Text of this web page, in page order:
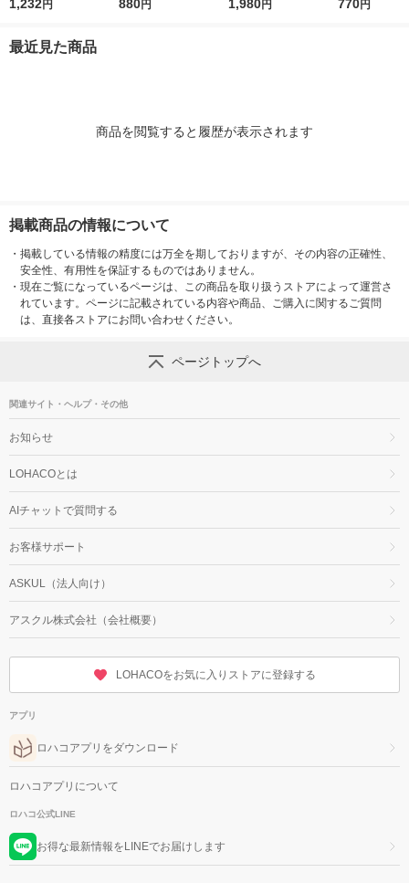
シャトイ ムーミン ピ
1,232円
ー LAKOLE/ラコレ
880円
みつばち 1個 ダッド
1,980円
ベビーボール
770円
最近見た商品
商品を閲覧すると履歴が表示されます
掲載商品の情報について
・ 掲載している情報の精度には万全を期しておりますが、その内容の正確性、
安全性、有用性を保証するものではありません。
・ 現在ご覧になっているページは、この商品を取り扱うストアによって運営さ
れています。ページに記載されている内容や商品、ご購入に関するご質問
は、直接各ストアにお問い合わせください。
ページトップへ
関連サイト・ヘルプ・その他
お知らせ
LOHACOとは
AIチャットで質問する
お客様サポート
ASKUL（法人向け）
アスクル株式会社（会社概要）
LOHACOをお気に入りストアに登録する
アプリ
ロハコアプリをダウンロード
ロハコアプリについて
ロハコ公式LINE
お得な最新情報をLINEでお届けします